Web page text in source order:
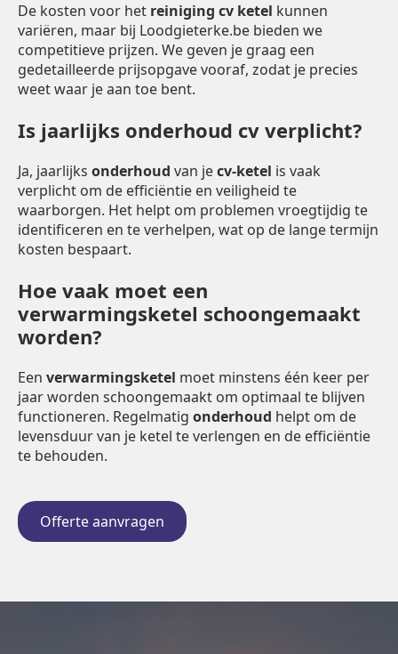
De kosten voor het reiniging cv ketel kunnen
variëren, maar bij Loodgieterke.be bieden we
competitieve prijzen. We geven je graag een
gedetailleerde prijsopgave vooraf, zodat je precies
weet waar je aan toe bent.
Is jaarlijks onderhoud cv verplicht?
Ja, jaarlijks onderhoud van jecv-ketel is vaak
verplicht om de efficiëntie en veiligheid te
waarborgen. Het helpt om problemen vroegtijdig te
identificeren en te verhelpen, wat op de lange termijn
kosten bespaart.
Hoe vaak moet een
verwarmingsketel schoongemaakt
worden?
Een verwarmingsketel moet minstens één keer per
jaar worden schoongemaakt om optimaal te blijven
functioneren. Regelmatig onderhoud helpt om de
levensduur van je ketel te verlengen en de efficiëntie
te behouden.
Offerte aanvragen